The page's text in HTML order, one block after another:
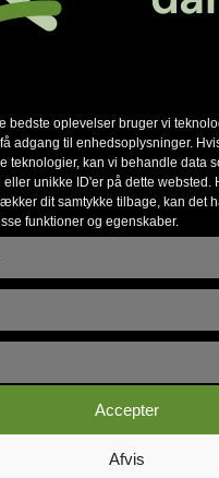
bedste oplevelser bruger vi
adgang til enhedsoplysninger.
teknologier, kan vi behandle data
unikke ID'er på dette websted.
dit samtykke tilbage, kan det
funktioner og egenskaber.
Accepter
Afvis
vil fortsat være en
at skabe en ny kultur
Olesen.
der også ske
er, at Simon
have ansvaret for
kirken, mens Lars Bo
præst.
af Jacobskirken til
langt mere end et